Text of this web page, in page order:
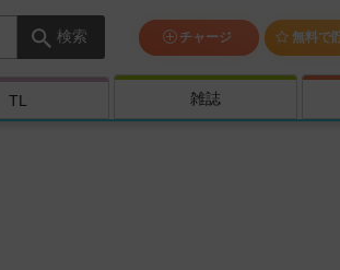
検索 チャージ 無料で
TL 雑誌